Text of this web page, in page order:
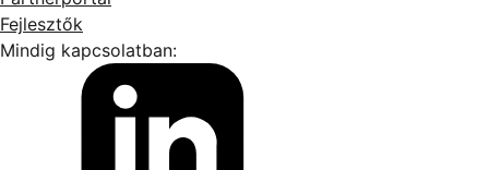
Fejlesztők
Mindig kapcsolatban: